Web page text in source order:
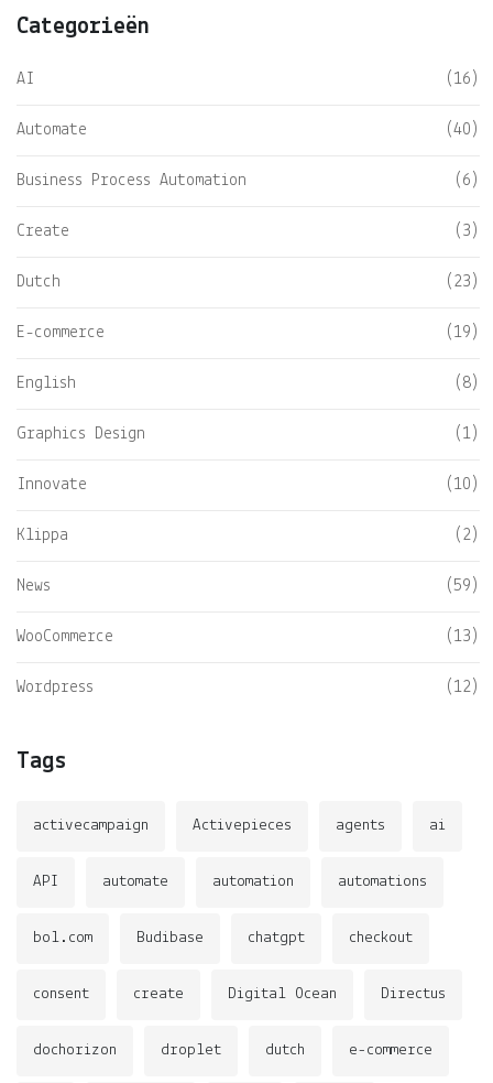
Categorieën
AI (16)
Automate (40)
Business Process Automation (6)
Create (3)
Dutch (23)
E-commerce (19)
English (8)
Graphics Design (1)
Innovate (10)
Klippa (2)
News (59)
WooCommerce (13)
Wordpress (12)
Tags
activecampaign Activepieces agents ai
API automate automation automations
bol.com Budibase chatgpt checkout
consent create Digital Ocean Directus
dochorizon droplet dutch e-commerce